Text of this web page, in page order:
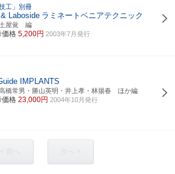
工」別冊
Laboside ラミネートベニアテクニック
土屋覚 編
価格 5,200円 2003年7月発行
IMPLANTS
橋常男・勝山英明・井上孝・林揚春 ほか編
価格 23,000円 2004年10月発行